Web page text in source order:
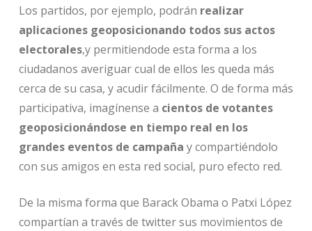
Los partidos, por ejemplo, podrán realizar
aplicaciones geoposicionando todos sus actos
electorales,y permitiendode esta forma a los
ciudadanos averiguar cual de ellos les queda más
cerca de su casa, y acudir fácilmente. O de forma más
participativa, imagínense a cientos de votantes
geoposicionándose en tiempo real en los
grandes eventos de campaña y compartiéndolo
con sus amigos en esta red social, puro efecto red.
De la misma forma que Barack Obama o Patxi López
compartían a través de twitter sus movimientos de